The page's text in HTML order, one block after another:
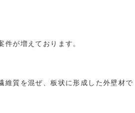
件が増えております。
維質を混ぜ、板状に形成した外壁材で